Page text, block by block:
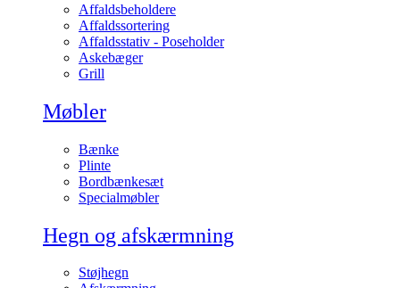
Affaldsbeholdere
Affaldssortering
Affaldsstativ - Poseholder
Askebæger
Grill
Møbler
Bænke
Plinte
Bordbænkesæt
Specialmøbler
Hegn og afskærmning
Støjhegn